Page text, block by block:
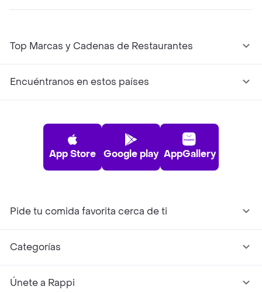
Top Marcas y Cadenas de Restaurantes
Encuéntranos en estos países
App Store Google play AppGallery
Pide tu comida favorita cerca de ti
Categorías
Únete a Rappi